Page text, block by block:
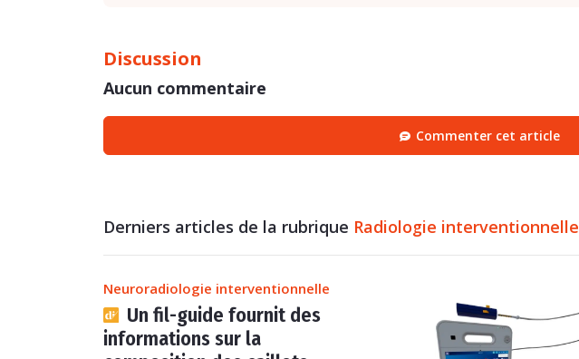
Discussion
Aucun commentaire
Commenter cet article
Derniers articles de la rubrique Radiologie interventionnelle
Neuroradiologie interventionnelle
Un fil-guide fournit des
informations sur la